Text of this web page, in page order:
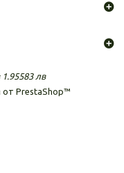
от PrestaShop™
лв